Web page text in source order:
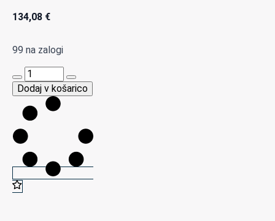
134,08 €
99 na zalogi
01A
podaljševalni
kabel
za
HC2
tipalo
relativne
vlažnosti,
1
Dodaj v košarico